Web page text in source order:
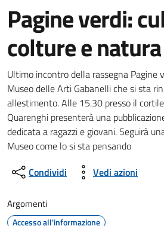
Pagine verdi:
colture e
Dettagli della
Ultimo incontro della rassegna Pagine
Museo delle Arti Gabanelli che si sta
allestimento. Alle 15.30 presso il
Quarenghi presenterà una
dedicata a ragazzi e giovani. Seguirà
Museo come lo si sta pensando
Condividi
Vedi azioni
Argomenti
Accesso all'informazione